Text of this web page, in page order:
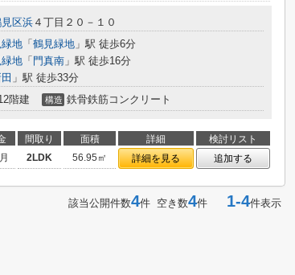
区浜 ４丁目２０－１０
地 「 鶴見緑地 」駅 徒歩6分
地 「 門真南 」駅 徒歩16分
」駅 徒歩33分
階建 構造 鉄骨鉄筋コンクリート
間取り 面積 詳細
検討リスト
2LDK 56.95㎡ 詳細を見る 追加する
該当公開件数4件 空き数4件 1-4件表示